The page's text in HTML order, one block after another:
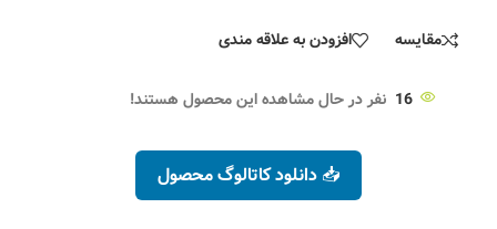
مقایسه افزودن به علاقه مندی
16 نفر در حال مشاهده این محصول هستند!
📥 دانلود کاتالوگ محصول